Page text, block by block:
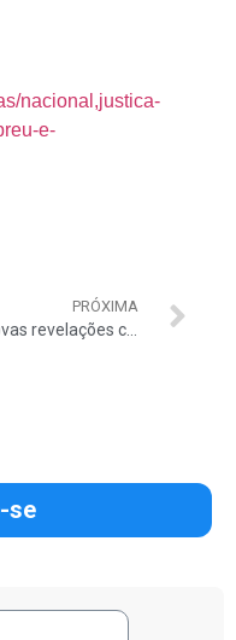
nacional,justica-
e-
PRÓXIMA
Novas revelações complicam a situação de Argôlo
se